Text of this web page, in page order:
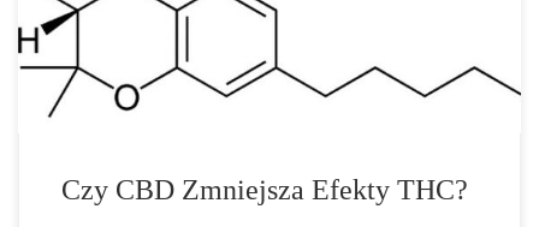
występujących w konopiach indyjskich. Krótko mówiąc, CBD […]
Czy CBD Zmniejsza Efekty THC?